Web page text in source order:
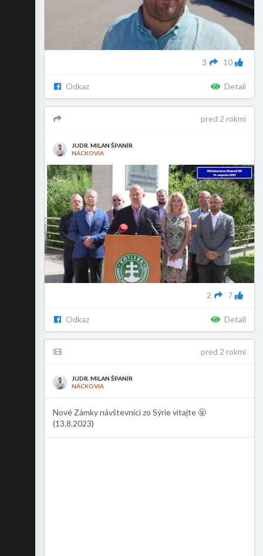
10
3
Odkaz Detail
pred 2 rokmi
JUDR. MILAN ŠPANÍR
NÁCKOVIA
7
2
Odkaz Detail
pred 2 rokmi
JUDR. MILAN ŠPANÍR
NÁCKOVIA
Nové Zámky návštevníci zo Sýrie vitajte 🤬
(13.8.2023)